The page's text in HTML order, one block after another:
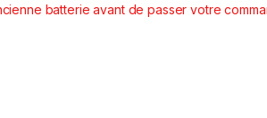
batterie avant de passer votre